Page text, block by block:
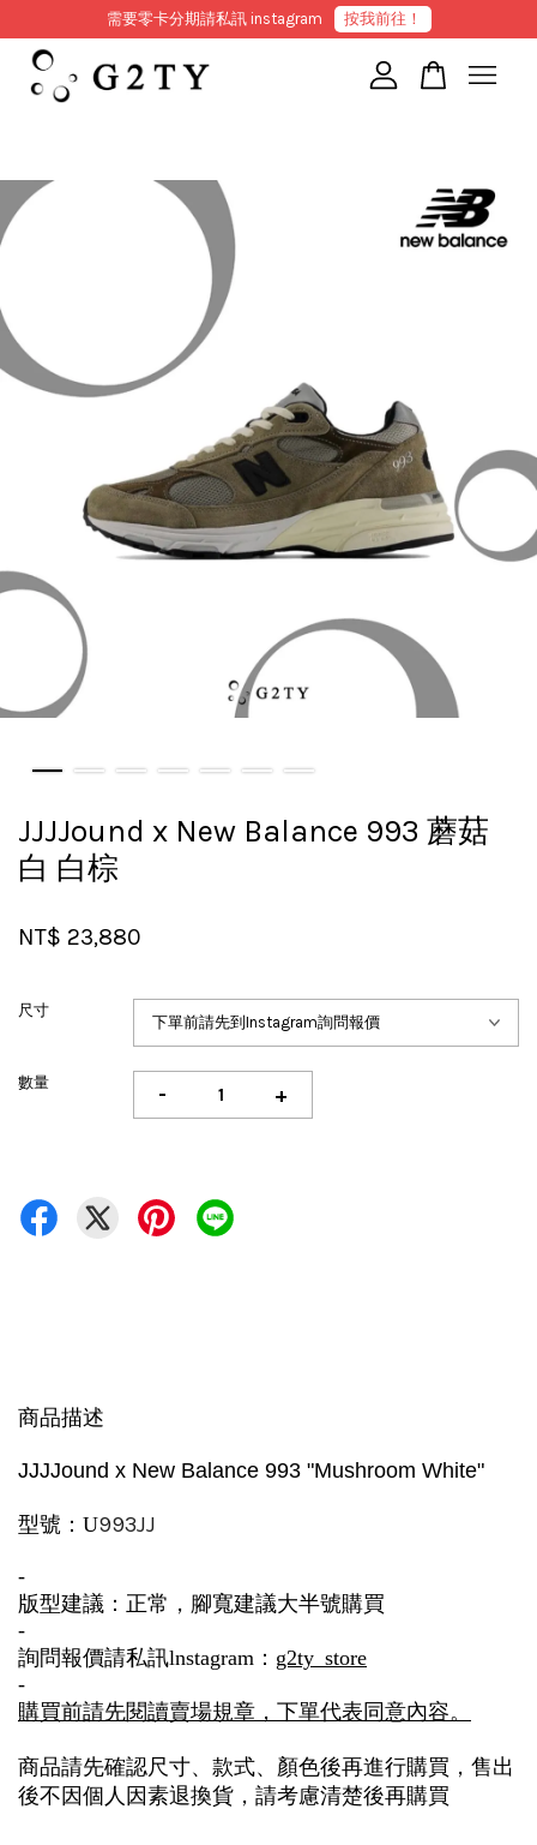
需要零卡分期請私訊 instagram 按我前往！
JJJJound x New Balance 993 蘑菇
白 白棕
NT$ 23,880
尺寸
數量 - +
商品描述
JJJJound x New Balance 993 "Mushroom White"
型號：U993JJ
-
版型建議：正常，腳寬建議大半號購買
-
詢問報價請私訊lnstagram： g2ty_store
-
購買前請先閱讀賣場規章，下單代表同意內容。
商品請先確認尺寸、款式、顏色後再進行購買，售出
後不因個人因素退換貨，請考慮清楚後再購買